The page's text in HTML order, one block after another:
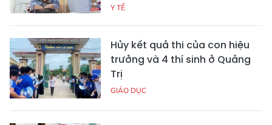
Y TẾ
Hủy kết quả thi của con hiệu
trưởng và 4 thí sinh ở Quảng
Trị
GIÁO DỤC